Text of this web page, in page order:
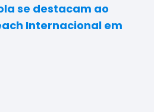
se destacam ao
Internacional em